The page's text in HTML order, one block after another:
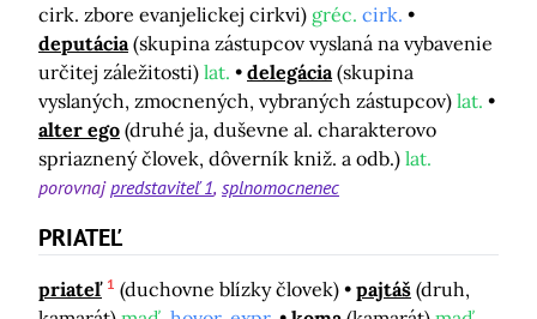
cirk. zbore evanjelickej cirkvi) gréc. cirk.
deputácia (skupina zástupcov vyslaná na vybavenie
určitej záležitosti) lat. delegácia (skupina
vyslaných, zmocnených, vybraných zástupcov) lat.
alter ego (druhé ja, duševne al. charakterovo
spriaznený človek, dôverník kniž. a odb.) lat.
porovnajpredstaviteľ 1 splnomocnenec
PRIATEĽ
priateľ 1 (duchovne blízky človek) pajtáš (druh,